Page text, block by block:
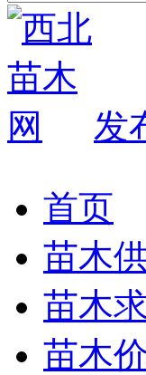
发
首页
苗木
苗木
苗木